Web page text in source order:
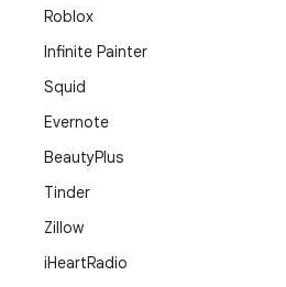
Roblox
Infinite Painter
Squid
Evernote
BeautyPlus
Tinder
Zillow
iHeartRadio